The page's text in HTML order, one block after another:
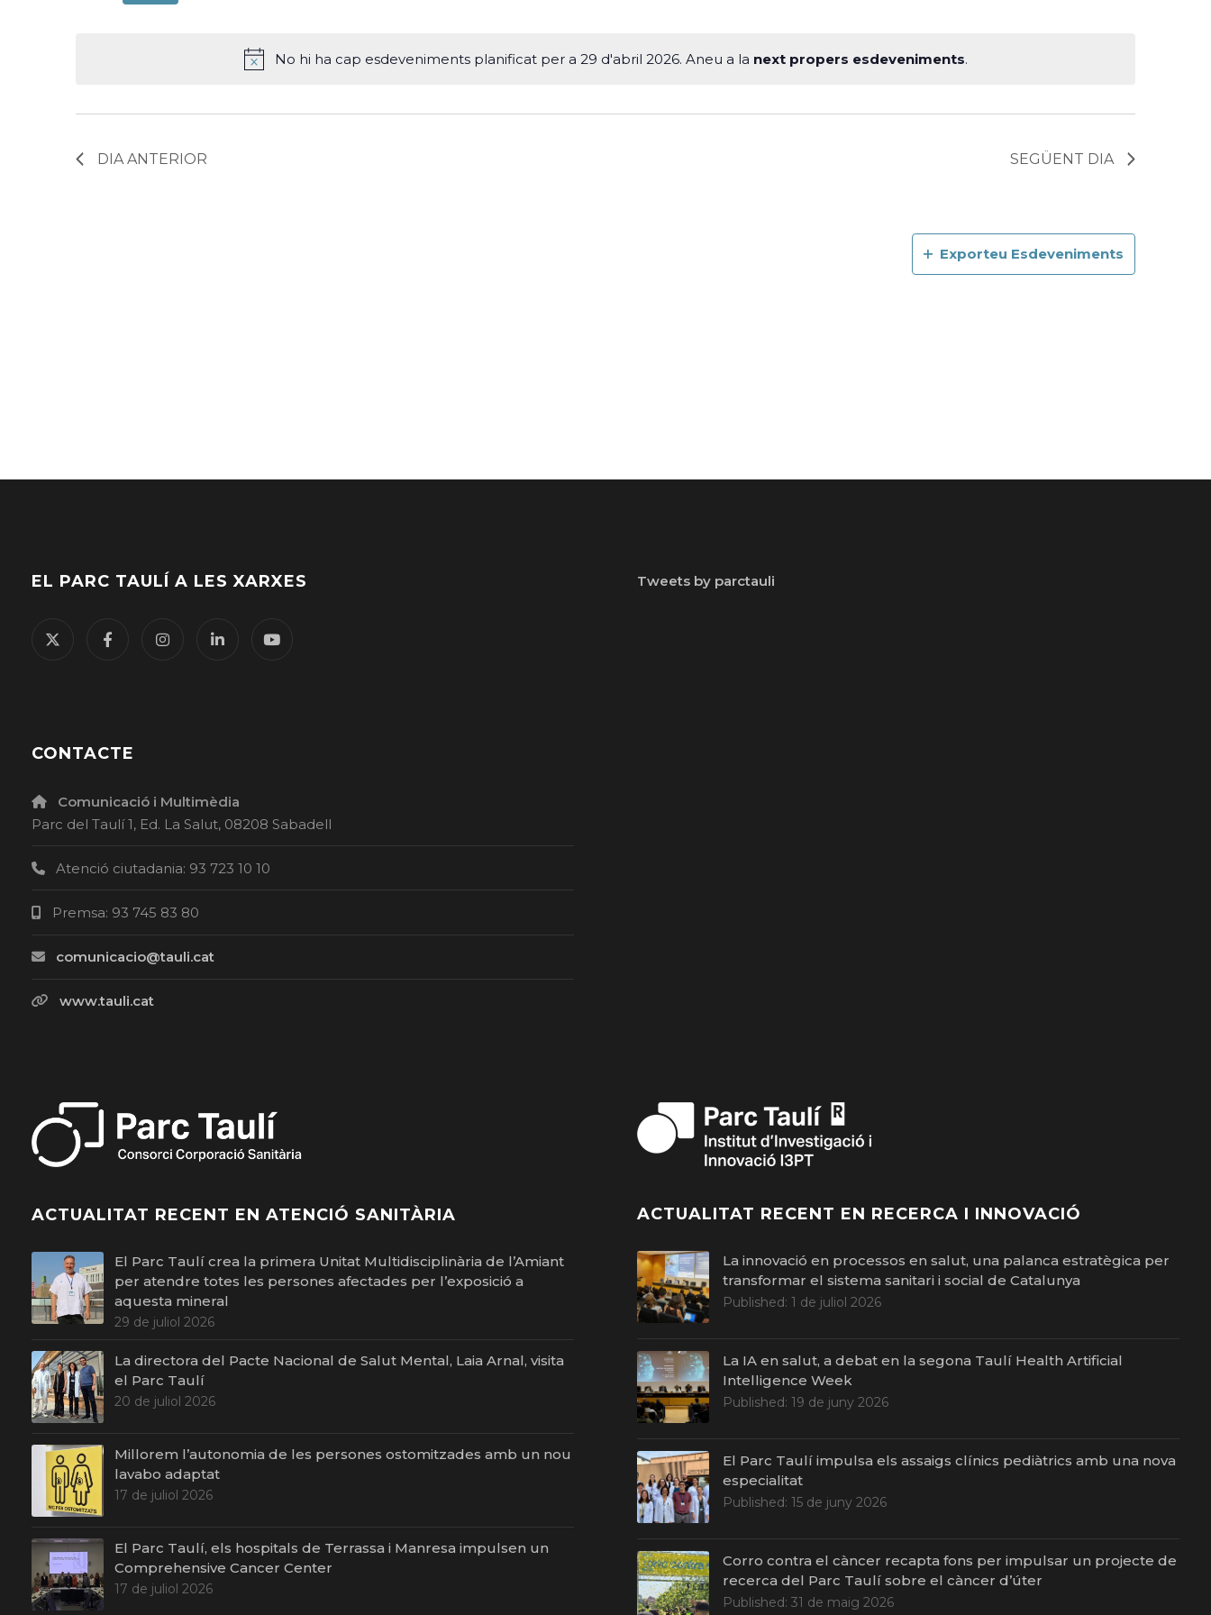
No hi ha cap esdeveniments planificat per a 29 d'abril 2026. Aneu a la next propers esdeveniments.
D'ESDEVENIMENTS
clau.
data
DIA ANTERIOR SEGÜENT DIA
Exporteu Esdeveniments
EL PARC TAULÍ A LES XARXES
CONTACTE
Comunicació i Multimèdia
Parc del Taulí 1, Ed. La Salut, 08208 Sabadell
Atenció ciutadania: 93 723 10 10
Premsa: 93 745 83 80
comunicacio@tauli.cat
www.tauli.cat
ACTUALITAT RECENT EN ATENCIÓ SANITÀRIA
El Parc Taulí crea la primera Unitat Multidisciplinària de l’Amiant
per atendre totes les persones afectades per l’exposició a
aquesta mineral
29 de juliol 2026
La directora del Pacte Nacional de Salut Mental, Laia Arnal, visita
el Parc Taulí
20 de juliol 2026
Millorem l’autonomia de les persones ostomitzades amb un nou
lavabo adaptat
17 de juliol 2026
El Parc Taulí, els hospitals de Terrassa i Manresa impulsen un
Comprehensive Cancer Center
17 de juliol 2026
ACTUALITAT RECENT EN RECERCA I INNOVACIÓ
La innovació en processos en salut, una palanca estratègica per
transformar el sistema sanitari i social de Catalunya
Published: 1 de juliol 2026
La IA en salut, a debat en la segona Taulí Health Artificial
Intelligence Week
Published: 19 de juny 2026
El Parc Taulí impulsa els assaigs clínics pediàtrics amb una nova
especialitat
Published: 15 de juny 2026
Corro contra el càncer recapta fons per impulsar un projecte de
recerca del Parc Taulí sobre el càncer d’úter
Published: 31 de maig 2026
Tweets by parctauli